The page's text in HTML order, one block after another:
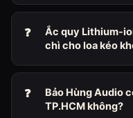
Ắc quy Lithium-
chì cho loa kéo
Bảo Hùng Audio
TP.HCM không?